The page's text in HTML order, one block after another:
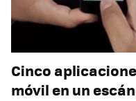
Cinco
móvil en un